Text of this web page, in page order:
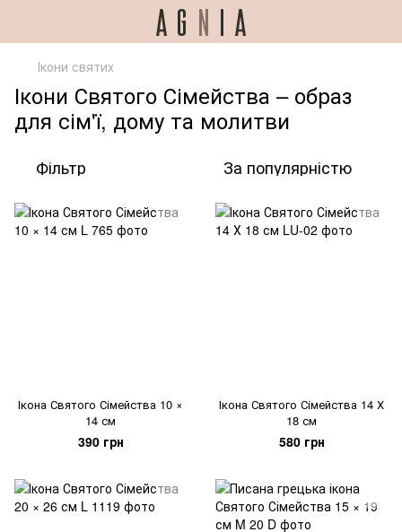
Ікони святих
Ікони Святого Сімейства – образ
для сім'ї, дому та молитви
Фільтр За популярністю
Ікона Святого Сімейства 10 ×
14 см
390 грн
Ікона Святого Сімейства 14 Х
18 см
580 грн